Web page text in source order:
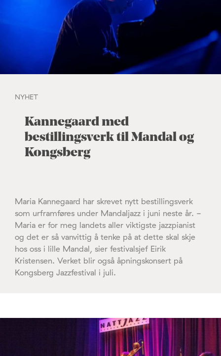
NYHET
Kannegaard med
bestillingsverk til Mandal og
Kongsberg
Maria Kannegaard har skrevet nytt bestillingsverk
som urframføres under Mandaljazz i juni neste år. -
Maria er for meg landets aller viktigste jazzpianist
og det er så vanvittig å tenke på at dette skal skje
hos oss i lille Mandal, sier festivalsjef Eirik
Kristensen. Verket blir også åpningskonsert på
Kongsberg Jazzfestival i juli.